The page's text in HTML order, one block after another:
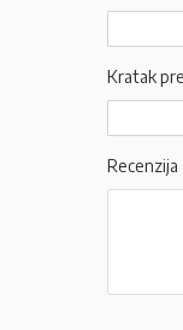
Kratak
Recenzija